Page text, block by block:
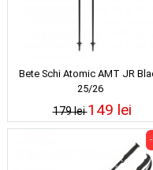
Bete Schi Atomic AMT JR
25/26
179 lei149 lei